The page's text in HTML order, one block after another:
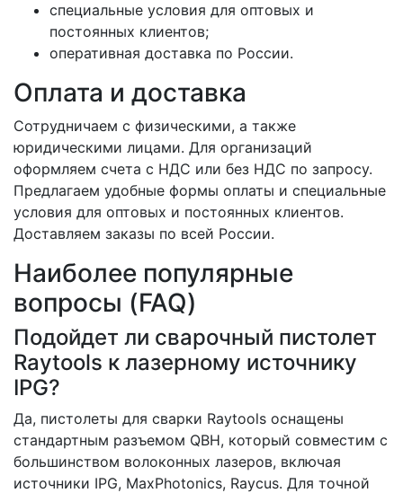
специальные условия для оптовых и
постоянных клиентов;
оперативная доставка по России.
Оплата и доставка
Сотрудничаем с физическими, а также
юридическими лицами. Для организаций
оформляем счета с НДС или без НДС по запросу.
Предлагаем удобные формы оплаты и специальные
условия для оптовых и постоянных клиентов.
Доставляем заказы по всей России.
Наиболее популярные
вопросы (FAQ)
Подойдет ли сварочный пистолет
Raytools к лазерному источнику
IPG?
Да, пистолеты для сварки Raytools оснащены
стандартным разъемом QBH, который совместим с
большинством волоконных лазеров, включая
источники IPG, MaxPhotonics, Raycus. Для точной